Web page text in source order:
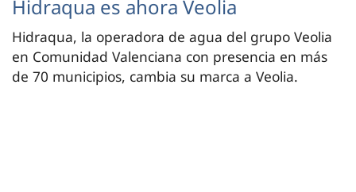
Hidraqua es ahora Veolia
Hidraqua, la operadora de agua del grupo Veolia
en Comunidad Valenciana con presencia en más
de 70 municipios, cambia su marca a Veolia.